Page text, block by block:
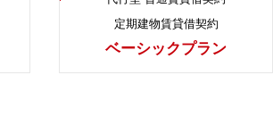
定期建物賃貸借契約
ベーシックプラン